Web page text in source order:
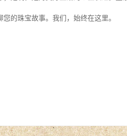
的珠宝故事。我们，始终在这里。